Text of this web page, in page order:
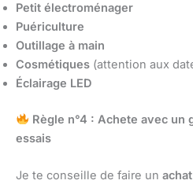
Petit électroménager
Puériculture
Outillage à main
Cosmétiques (attention aux
Éclairage LED
Règle n°4 : Achete avec
essais
Je te conseille de faire un